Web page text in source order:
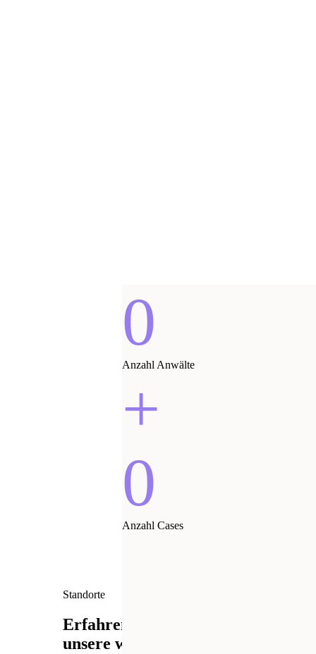
0
Anzahl Anwälte
+
0
Anzahl Cases
Standorte
Erfahren Sie mehr über
unsere weiteren Standorte